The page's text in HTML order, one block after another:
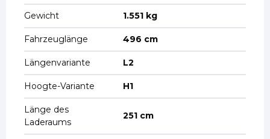
Gewicht 1.551 kg
Fahrzeuglänge 496 cm
Längenvariante L2
Hoogte-Variante H1
Länge des
Laderaums
251 cm